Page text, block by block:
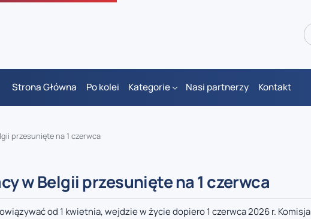
Strona Główna Po kolei Kategorie Nasi partnerzy Kontakt
przesunięte na 1 czerwca
w Belgii przesunięte na 1 czerwca
od 1 kwietnia, wejdzie w życie dopiero 1 czerwca 2026 r. Komisja